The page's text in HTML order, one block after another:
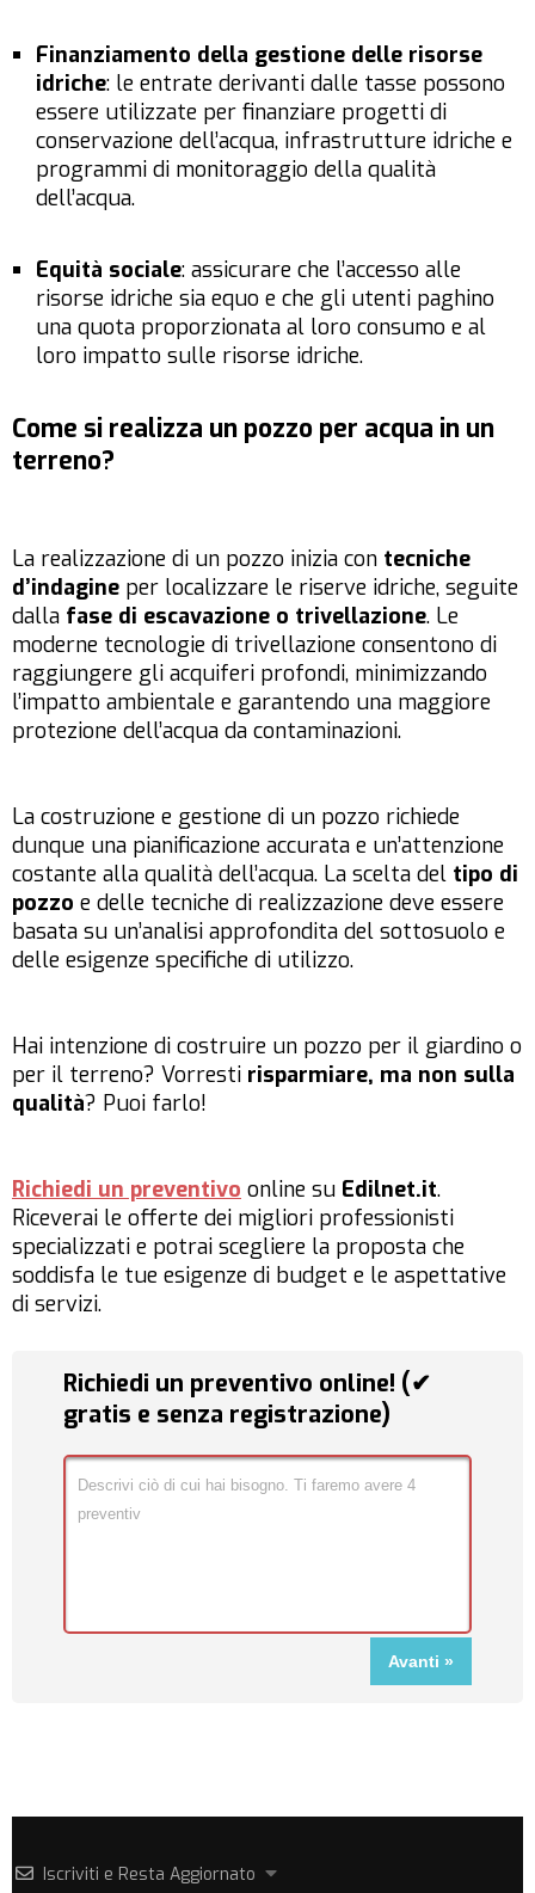
Finanziamento della gestione delle risorse
idriche: le entrate derivanti dalle tasse possono
essere utilizzate per finanziare progetti di
conservazione dell’acqua, infrastrutture idriche e
programmi di monitoraggio della qualità
dell’acqua.
Equità sociale: assicurare che l’accesso alle
risorse idriche sia equo e che gli utenti paghino
una quota proporzionata al loro consumo e al
loro impatto sulle risorse idriche.
Come si realizza un pozzo per acqua in un
terreno?
La realizzazione di un pozzo inizia con tecniche
d’indagine per localizzare le riserve idriche, seguite
dalla fase di escavazione o trivellazione. Le
moderne tecnologie di trivellazione consentono di
raggiungere gli acquiferi profondi, minimizzando
l’impatto ambientale e garantendo una maggiore
protezione dell’acqua da contaminazioni.
La costruzione e gestione di un pozzo richiede
dunque una pianificazione accurata e un’attenzione
costante alla qualità dell’acqua. La scelta del tipo di
pozzo e delle tecniche di realizzazione deve essere
basata su un’analisi approfondita del sottosuolo e
delle esigenze specifiche di utilizzo.
Hai intenzione di costruire un pozzo per il giardino o
per il terreno? Vorresti risparmiare, ma non sulla
qualità? Puoi farlo!
Richiedi un preventivo online su Edilnet.it.
Riceverai le offerte dei migliori professionisti
specializzati e potrai scegliere la proposta che
soddisfa le tue esigenze di budget e le aspettative
di servizi.
Richiedi un preventivo online! (✔
gratis e senza registrazione)
Iscriviti e Resta Aggiornato